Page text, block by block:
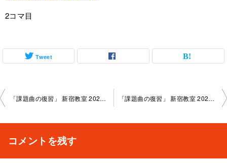
2コマ目
Tweet
投
ビ
「課題曲の復習」 新宿教室 2025-5-20-no0002-1117 「課題曲の復習」 新宿教室 2025-6-10-no0002-1004
コメントを残す